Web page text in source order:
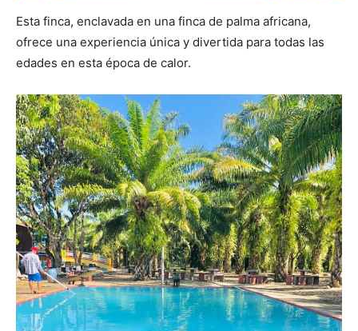
Esta finca, enclavada en una finca de palma africana,
ofrece una experiencia única y divertida para todas las
edades en esta época de calor.